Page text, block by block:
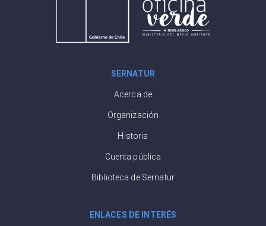
SERNATUR
Acerca de
Organización
Historia
Cuenta pública
Biblioteca de Sernatur
ENLACES DE INTERÉS